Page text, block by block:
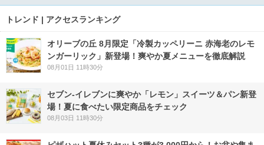
トレンド | アクセスランキング
オリーブの丘 8月限定「冷製カッペリーニ 赤海老のレモ
ンガーリック」新登場！爽やか夏メニューを徹底解説
08月01日 11時30分
セブン‐イレブンに爽やか「レモン」スイーツ＆パン新登
場！夏に食べたい限定商品をチェック
08月03日 11時30分